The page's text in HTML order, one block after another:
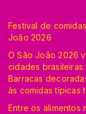
Festival de
João 2026
O São João 2026
cidades
Barracas
às comidas típicas
Entre os alimentos